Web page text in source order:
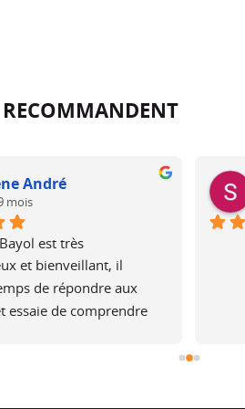
André
mois
est très
et bienveillant, il
de répondre aux
essaie de comprendre